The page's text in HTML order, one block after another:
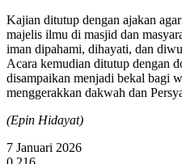
Kajian ditutup dengan ajakan
majelis ilmu di masjid dan
iman dipahami, dihayati, dan
Acara kemudian ditutup dengan
disampaikan menjadi bekal bagi
menggerakkan dakwah dan
(Epin Hidayat)
7 Januari 2026